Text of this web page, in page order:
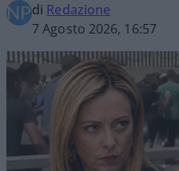
di Redazione
7 Agosto 2026, 16:57